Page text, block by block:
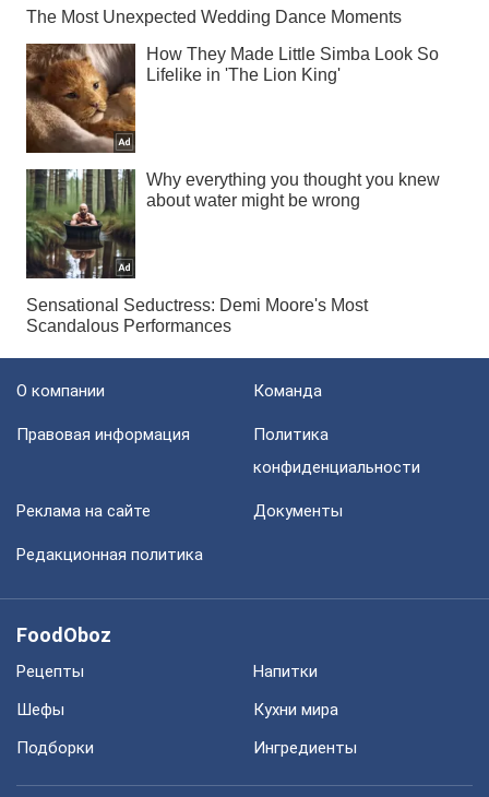
О компании Команда
Правовая информация
Политика
конфиденциальности
Реклама на сайте Документы
Редакционная политика
FoodOboz
Рецепты
Напитки
Шефы
Кухни мира
Подборки
Ингредиенты